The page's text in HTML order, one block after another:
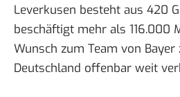
Leverkusen besteht aus 420
beschäftigt mehr als 116.000
Wunsch zum Team von
Deutschland offenbar weit